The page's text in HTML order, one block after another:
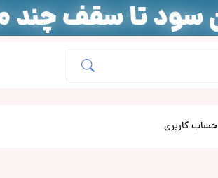
حساب کاربری